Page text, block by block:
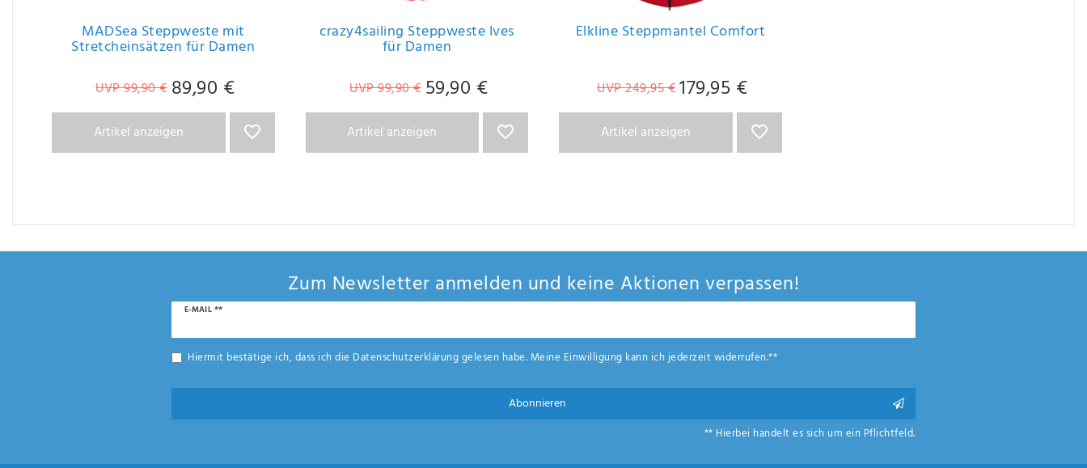
MADSea Steppweste mit
Stretcheinsätzen für Damen
UVP 99,90 € 89,90 €
Artikel anzeigen
crazy4sailing Steppweste Ives
für Damen
UVP 99,90 € 59,90 €
Artikel anzeigen
Elkline Steppmantel Comfort
UVP 249,95 €179,95 €
Artikel anzeigen
Zum Newsletter anmelden und keine Aktionen verpassen!
E-MAIL **
Newsletter
Hiermit bestätige ich, dass ich die Daten­schutz­erklärunggelesen habe. Meine Einwilligung kann ich jederzeit widerrufen.**
Abonnieren
** Hierbei handelt es sich um ein Pflichtfeld.